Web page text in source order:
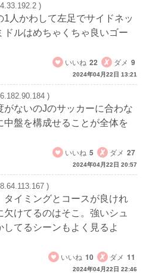
)
1人かわして左足でサイドネッ
ドルはめちゃくちゃ良いゴー
いいね 22 ダメ 9
2024年04月22日 13:21
)
がないのJのサッカーに合わな
中盤を構成せることが全体を
いいね 5 ダメ 27
2024年04月22日 20:57
)
タイミングとコースが良けれ
けてるのはそこ。強いシュ
てるシーンもよく見るよ
いいね 10 ダメ 11
2024年04月22日 22:46